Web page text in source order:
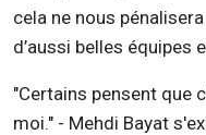
cela ne nous
d’aussi belles équipes
"Certains pensent que
moi." - Mehdi Bayat